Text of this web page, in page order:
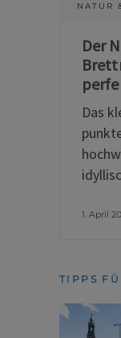
NATUR
Der
Das
1. April
TIPPS